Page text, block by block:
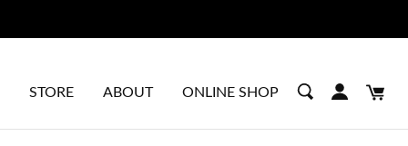
STORE ABOUT ONLINE SHOP